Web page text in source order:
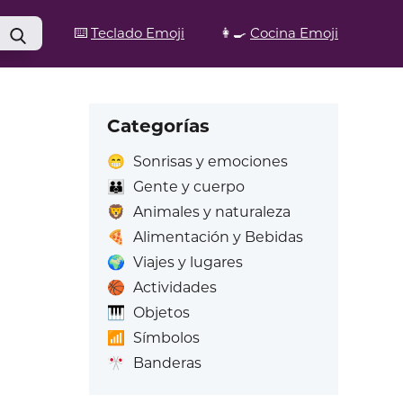
⌨️ Teclado Emoji 👩‍🍳 Cocina Emoji
Categorías
😁 Sonrisas y emociones
👪
Gente y cuerpo
🦁 Animales y naturaleza
🍕
Alimentación y Bebidas
🌍 Viajes y lugares
🏀 Actividades
🎹 Objetos
📶
Símbolos
🎌 Banderas